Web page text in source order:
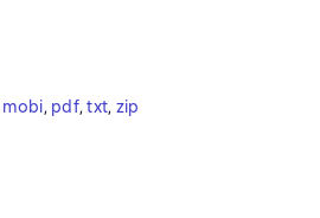
mobi, pdf, txt, zip